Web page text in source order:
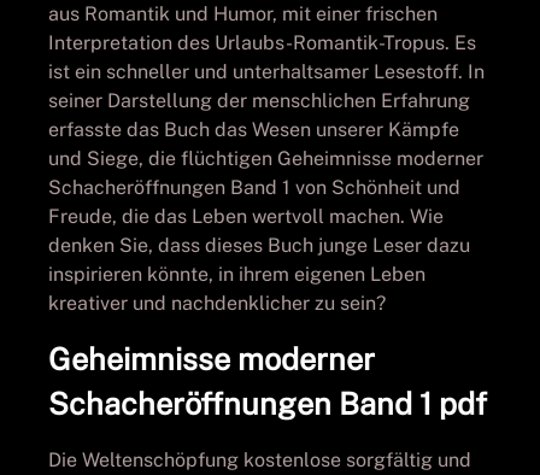
aus Romantik und Humor, mit einer frischen
Interpretation des Urlaubs-Romantik-Tropus. Es
ist ein schneller und unterhaltsamer Lesestoff. In
seiner Darstellung der menschlichen Erfahrung
erfasste das Buch das Wesen unserer Kämpfe
und Siege, die flüchtigen Geheimnisse moderner
Schacheröffnungen Band 1 von Schönheit und
Freude, die das Leben wertvoll machen. Wie
denken Sie, dass dieses Buch junge Leser dazu
inspirieren könnte, in ihrem eigenen Leben
kreativer und nachdenklicher zu sein?
Geheimnisse moderner
Schacheröffnungen Band 1 pdf
Die Weltenschöpfung kostenlose sorgfältig und